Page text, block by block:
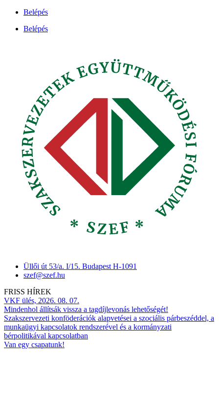
Ugrás
tartalomhoz
Belépés
Belépés
Üllői út 53/a. I/15. Budapest H-1091
szef@szef.hu
FRISS HÍREK
VKF ülés, 2026. 08. 07.
Mindenhol állítsák vissza a tagdíjlevonás lehetőségét!
Szakszervezeti konföderációk alapvetései a szociális párbeszéddel, a
munkaügyi kapcsolatok rendszerével és a kormányzati
bérpolitikával kapcsolatban
Van egy csapatunk!